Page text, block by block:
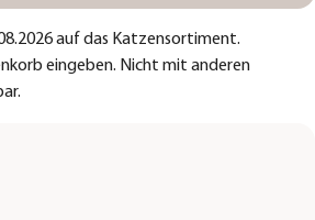
auf das Katzensortiment.
eingeben. Nicht mit anderen